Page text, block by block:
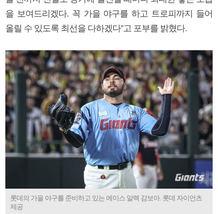
을 보여드리겠다. 꼭 가을 야구를 하고 트로피까지 들어
올릴 수 있도록 최선을 다하겠다”고 포부를 밝혔다.
롯데의 가을 야구를 준비하고 있는 에이스 알렉 감보아. 롯데 자이언츠
제공